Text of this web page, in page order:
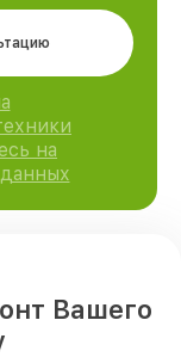
на
Вашего